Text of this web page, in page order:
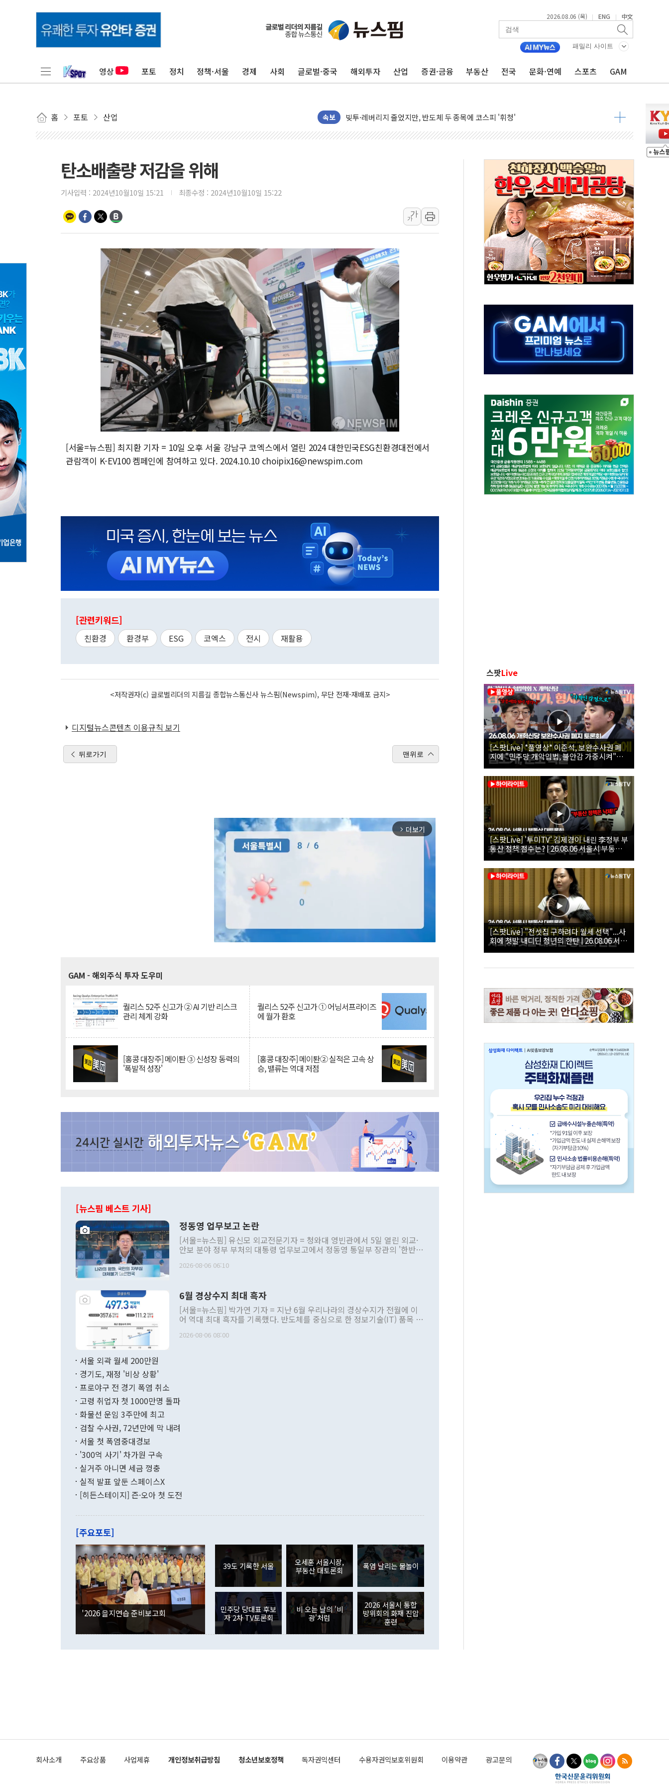
2026.08.06 (목) | ENG | 中文
패밀리 사이트
영상 포토 정치 정책·서울 경제 사회 글로벌·중국 해외투자 산업 증권·금융 부동산 전국 문화·연예 스포츠 GAM
홈 포토 산업 속보
해군과 함께하는 '불금전파, 송정' 시즌2
강원도 폭염특보 11일째…온열질환·가축 피해 최소화 '총력 대응'
[르포] 39도 폭염 속 잠실 개표소 시위 '62일째'..."대부분 여기서 상주"
양주 가전제품 창고서 화재…차량 3대·건물 1동 전소
[2보] 북한, 원산서 동해상 단거리 탄도미사일 발사
법원, '관저 이전 봐주기 감사' 유병호 구속적부심 기각
성폭력 피해자 보호단체, 경찰수사개혁위에 보완수사권 폐지 우려 전달
우크라, 러 탄도미사일 공격에 속수무책… 패트리엇 미사일 지원, 작년의 3분의 1
"5.18은 북한 지령" 설교한 목사 불구속 송치
[종합] 특검, '양평' 원희룡 2차 조사…'당정대 회의' 한동훈·방기선 수사도 속도
[내일날씨] 절기상 '입추'에 폭염 절정…서울 한낮 39도
제천 바이오밸리 공장 옥상서 불…30여분 만에 진화
개혁신당 "민주, '盧 수사' 악연으로 형사사법 틀 바꿔…국민 불안감 가중"
CJ온스타일, 2분기 영업익 260억원…전년 比 21.2%↑
AI 연산은 포항, 전력 저장은 영광…지역펀드 9·10호 확정
[속보] 북, 동해상으로 미상 발사체 발사
탄소배출량 저감을 위해
기사입력 : 2024년10월10일 15:21 최종수정 : 2024년10월10일 15:22
가
가
[서울=뉴스핌] 최지환 기자 = 10일 오후 서울 강남구 코엑스에서 열린 2024 대한민국ESG친환경대전에서
관람객이 K-EV100 켐페인에 참여하고 있다. 2024.10.10 choipix16@newspim.com
[관련키워드]
친환경 환경부 ESG 코엑스 전시 재활용
<저작권자(c) 글로벌리더의 지름길 종합뉴스통신사 뉴스핌(Newspim), 무단 전재-재배포 금지>
디지털뉴스콘텐츠 이용규칙 보기
뒤로가기 맨위로
arrow_forward_ios 더보기
GAM - 해외주식 투자 도우미
퀄리스 52주 신고가 ② AI 기반 리스크
관리 체계 강화
퀄리스 52주 신고가 ① 어닝서프라이즈
에 월가 환호
[홍콩 대장주] 메이퇀 ③ 신성장 동력의
'폭발적 성장'
[홍콩 대장주] 메이퇀② 실적은 고속 상
승, 밸류는 역대 저점
[뉴스핌 베스트 기사]
정동영 업무보고 논란
[서울=뉴스핌] 유신모 외교전문기자 = 청와대 영빈관에서 5일 열린 외교·
안보 분야 정부 부처의 대통령 업무보고에서 정동영 통일부 장관의 '한반도
발언 중에는 정부 내 조율을 거치지 않은 사안을 정책으로 추진하겠다고 공
주의적 희망에 근거한 비현실적 구상'이라는 비판을 내놨다. 그동안 정 장
관의 대북 정책 관련 발언이 물의를 빚은 적은 여러 번 있지만 대통령과 유
관 부처 장관이 공개적으로 부정적 입장을 표명한 것은 이례적이다. 정 장
관의 무리한 대북 접근법과 월권을 제어해야 한다는 목소리도 높아지고 있
다. [정동영 통일부 장관이 지난달 23일 오후 서울 종로구 정부서울청사에
무너졌다고도 했다. 또 "현 시점에서 흘러간 선(先)비핵화만 되뇌는 것은
함께 4자 대화의 동력을 확보하기 위해 최선을 다할 것"이라고 말했다. 하
"우리의 선의대로 하는 게 과연 한반도의 평화와 안정에 플러스냐, 결론적
관은 업무보고 사후 브리핑에서 정 장관이 언급한 '4자 회담'에 대해 "이상
이 9월 러시아 블라디보스토크에서 열리는 '동방경제포럼(EEF)'을 언급하
며 "정부 차원에서 (참석을) 검토하고 있다"고 발언한 데 대해서도 조 장관
은 "그것은 외교부의 몫"이라며 "아직 거기까지 진도가 나가지 않았다"고
잘랐다. 정 장관이 이날 소개한 대북 구상과 설명은 정부 내 조율을 거치지
않았다는 점에서 문제가 있다. 특히 주적 표현 대체와 국호 사용, 9·19 군
사합의 복원, 4자회담 추진 등은 통일부 장관이 결정할 사안이 아니어서 월
권이라는 지적이 나오고 있다. 이 대통령은 정 장관의 업무보고를 듣고 난
뒤 "여기 업무보고에 발표했다고 승인난 건 아니다"라고 재차 확인했다. 정
부의 한 소식통은 "정 장관의 발언 내용은 대부분 국가안전보장회의(NSC)
를 거쳐 결정된 사안이 아닌 정 장관의 개인적 생각에 가깝다"며 "안보 관
련 부처 장관이 정부의 공식 정책이 아닌 사안을 추진하겠다고 업무보고를
하고 대통령의 면전에서 '국군통수권자가 나서야 한다'고 주장한 것은 심각
이나 미국은 북한에 선비핵화를 공식적으로 요구한 적이 없기 때문이다. 지
공하는 방식으로 이뤄졌다. 1994년 북·미 제네바 기본합의는 핵시설 동결
2026-08-06 06:10
6월 경상수지 최대 흑자
[서울=뉴스핌] 박가연 기자 = 지난 6월 우리나라의 경상수지가 전월에 이
어 역대 최대 흑자를 기록했다. 반도체를 중심으로 한 정보기술(IT) 품목 수
료=한국은행] 한국은행이 6일 발표한 '2026년 6월 국제수지(잠정)'에 따르
며 월간 기준 처음으로 1000억달러를 넘어섰다. 상품수입은 644억8000만
196.9% 급증했고 컴퓨터·주변기기(SSD)는 282.7% 증가했다. IT 품목
수출은 160.4% 늘었으며 비IT 품목도 ▲석유제품(47.5%) ▲화공품
기록했지만 지식재산권사용료수지는 전월 흑자에서 4억4000만달러 적자
로 전환됐다. 본원소득수지는 배당소득을 중심으로 32억7000만달러 흑자
는 배당수입이 늘어난 데다 전월 분기배당에 따른 기저효과로 배당지급이
였던 올해 3월(369억9000만달러)을 넘어선 것이다. 직접투자에서는 내국
인의 해외투자가 80억1000만달러, 외국인의 국내투자가 46억3000만달러
각각 증가했다. 증권투자에서는 외국인의 국내 주식 매도세가 이어졌다. 외
국인의 국내 주식 투자는 차익실현 매도 등의 영향으로 316억1000만달러
감소하며 전월(-310억5000만달러)에 이어 역대 최대 순매도 기록을 다시
경신했다. 외국인의 국내 채권투자는 세계국채지수(WGBI) 자금 유입에도
분기 말 만기도래 영향으로 증가 폭이 줄어든 52억9000만달러를 기록했
다. 내국인의 해외 증권투자는 주식을 중심으로 35억6000만달러 증가했
다. eoyn2@newspim.com
2026-08-06 08:00
서울 외곽 월세 200만원
경기도, 재정 '비상 상황'
프로야구 전 경기 폭염 취소
고령 취업자 첫 1000만명 돌파
화물선 운임 3주만에 최고
검찰 수사권, 72년만에 막 내려
서울 첫 폭염중대경보
'300억 사기' 차가원 구속
실거주 아니면 세금 껑충
실적 발표 앞둔 스페이스X
[히든스테이지] 즌·오아 첫 도전
[주요포토]
'2026 을지연습 준비보고회
39도 기록한 서울
오세훈 서울시장,
부동산 대토론회
폭염 날리는 물놀이
민주당 당대표 후보
자 2차 TV토론회
비 오는 날의 '비
광'처럼
2026 서울시 통합
방위회의 화재 진압
훈련
스팟Live
[스팟Live] *풀영상* 이준석, 보완수사권 폐
지에 "민주당 개악입법, 불안감 가중시켜"｜
26.08.06 개혁신당 보완수사권 폐지 토론회
[스팟Live] '투미TV' 김제경이 내린 李정부 부
동산 정책 점수는? | 26.08.06 서울시 부동산
대토론회
[스팟Live] "전셋집 구하려다 월세 선택"...사
회에 첫발 내디딘 청년의 한탄 | 26.08.06 서울
시 부동산 대토론회
회사소개 주요상품 사업제휴 개인정보취급방침 청소년보호정책 독자권익센터 수용자권익보호위원회 이용약관 광고문의